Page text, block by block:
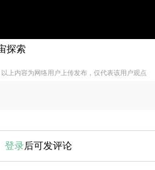
探索
上内容为网络用户上传发布，仅代表该用户观点
登录后可发评论